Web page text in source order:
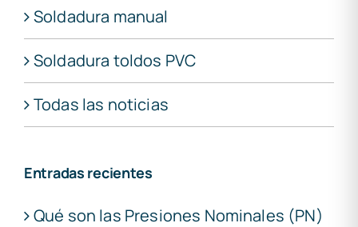
Soldadura manual
Soldadura toldos PVC
Todas las noticias
Entradas recientes
Qué son las Presiones Nominales (PN)